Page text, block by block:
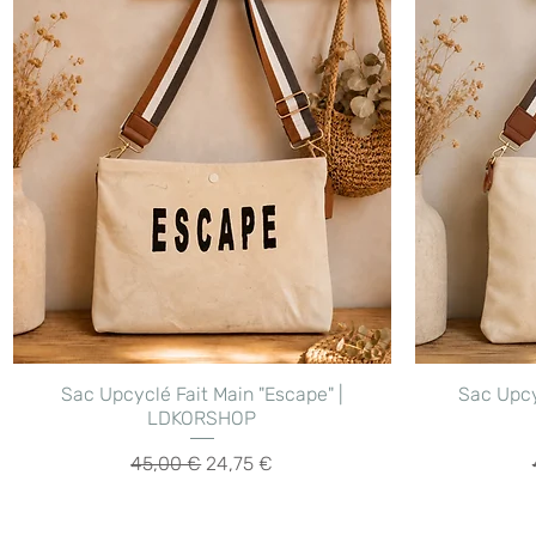
Aperçu rapide
Sac Upcyclé Fait Main "Escape" |
LDKORSHOP
Prix original
45,00 € Prix promotionnel
24,75 €
Sac